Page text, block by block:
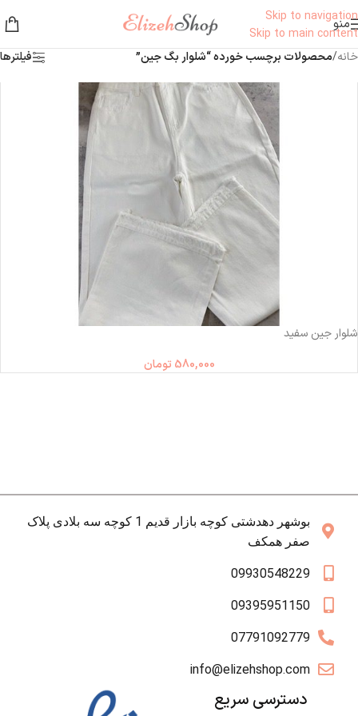
Skip to navigation
Skip to main content
منو
خانه/محصولات برچسب خورده “شلوار بگ جین” فیلترها
شلوار جین سفید
580,000 تومان
بوشهر دهدشتی کوچه بازار قدیم 1 کوچه سه بلادی پلاک
صفر همکف
09930548229
09395951150
07791092779
info@elizehshop.com
دسترسی سریع